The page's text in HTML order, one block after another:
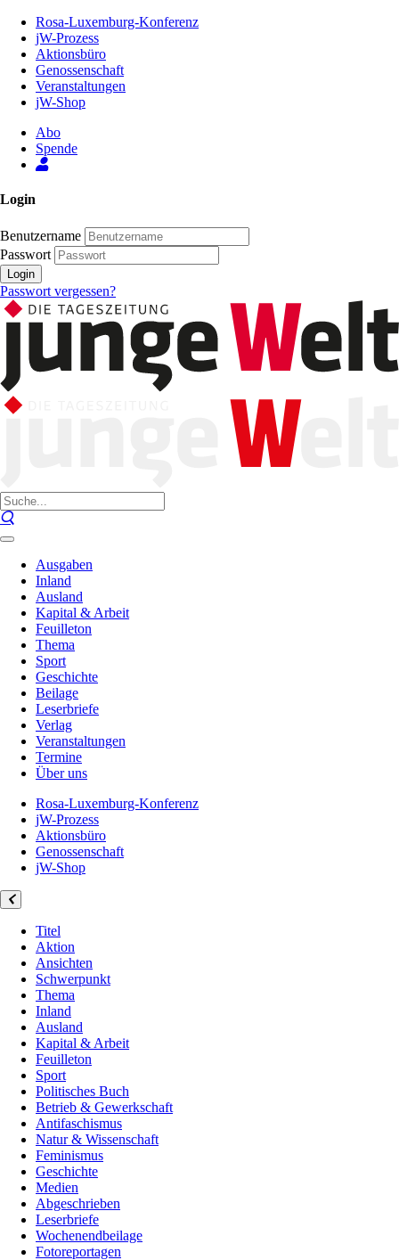
Inhalt
Seite
Rosa-Luxemburg-Konferenz
jW-Prozess
Aktionsbüro
Genossenschaft
Veranstaltungen
jW-Shop
Abo
Spende
Login
Benutzername
Passwort
Login
Passwort vergessen?
Ausgaben
Inland
Ausland
Kapital & Arbeit
Feuilleton
Thema
Sport
Geschichte
Beilage
Leserbriefe
Verlag
Veranstaltungen
Termine
Über uns
Rosa-Luxemburg-Konferenz
jW-Prozess
Aktionsbüro
Genossenschaft
jW-Shop
Titel
Aktion
Ansichten
Schwerpunkt
Thema
Inland
Ausland
Kapital & Arbeit
Feuilleton
Sport
Politisches Buch
Betrieb & Gewerkschaft
Antifaschismus
Natur & Wissenschaft
Feminismus
Geschichte
Medien
Abgeschrieben
Leserbriefe
Wochenendbeilage
Fotoreportagen